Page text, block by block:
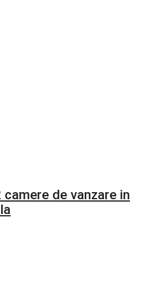
de vanzare in